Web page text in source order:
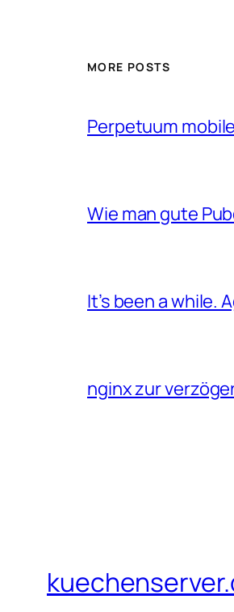
MORE POSTS
Perpetuum
Wie man gute
It’s been a while.
nginx zur